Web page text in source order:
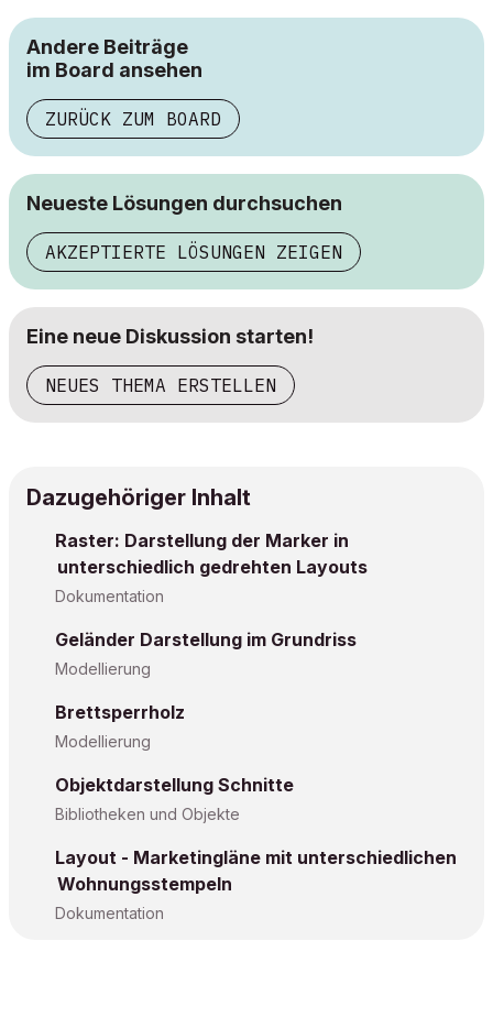
Andere Beiträge
im Board ansehen
ZURÜCK ZUM BOARD
Neueste Lösungen durchsuchen
AKZEPTIERTE LÖSUNGEN ZEIGEN
Eine neue Diskussion starten!
NEUES THEMA ERSTELLEN
Dazugehöriger Inhalt
Raster: Darstellung der Marker in
unterschiedlich gedrehten Layouts
Dokumentation
Geländer Darstellung im Grundriss
Modellierung
Brettsperrholz
Modellierung
Objektdarstellung Schnitte
Bibliotheken und Objekte
Layout - Marketingläne mit unterschiedlichen
Wohnungsstempeln
Dokumentation